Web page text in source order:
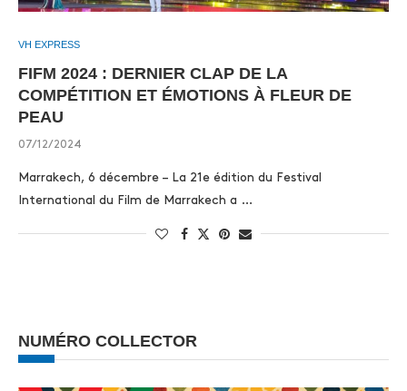
VH EXPRESS
FIFM 2024 : DERNIER CLAP DE LA
COMPÉTITION ET ÉMOTIONS À FLEUR DE
PEAU
07/12/2024
Marrakech, 6 décembre – La 21e édition du Festival
International du Film de Marrakech a …
NUMÉRO COLLECTOR